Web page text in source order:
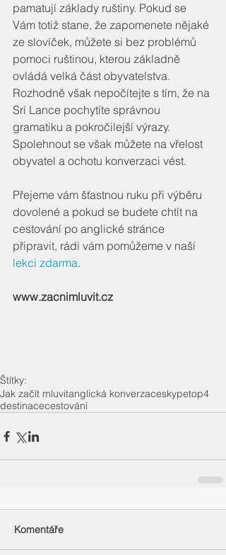
pamatují základy ruštiny. Pokud se
Vám totiž stane, že zapomenete nějaké
ze slovíček, můžete si bez problémů
pomoci ruštinou, kterou základně
ovládá velká část obyvatelstva.
Rozhodně však nepočítejte s tím, že na
Srí Lance pochytíte správnou
gramatiku a pokročilejší výrazy.
Spolehnout se však můžete na vřelost
obyvatel a ochotu konverzaci vést.
Přejeme vám šťastnou ruku při výběru
dovolené a pokud se budete chtít na
cestování po anglické stránce
připravit, rádi vám pomůžeme v naší
lekci zdarma.
www.zacnimluvit.cz
Štítky:
Jak začít mluvitanglická konverzaceskypetop4
destinacecestování
Komentáře